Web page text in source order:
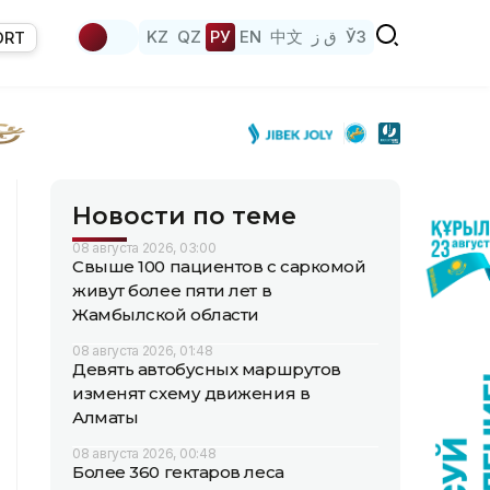
KZ QZ РУ EN 中文 ق ز ЎЗ
Новости по теме
08 августа 2026, 03:00
Свыше 100 пациентов с саркомой
живут более пяти лет в
Жамбылской области
08 августа 2026, 01:48
Девять автобусных маршрутов
изменят схему движения в
Алматы
08 августа 2026, 00:48
Более 360 гектаров леса